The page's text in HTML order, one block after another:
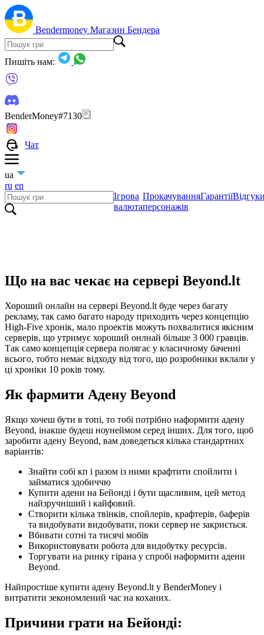
Bendermoney Магазин Бендера
Пишіть нам:
BenderMoney#7130
Чат
ua
ru en
Ігрова
валюта
Прокачування
персонажів
Гарантії
Що на вас чекає на сервері Beyond.lt
Хороший онлайн на сервері Beyond.lt буде через багату
рекламу, так само багато народу приходить через концепцію
High-Five хронік, мало проектів можуть похвалитися якісним
серверів, що утримує хороший онлнай більше 3 000 гравців.
Так само концепція сервера полягає у класичному баченні
всього, тобто немає відходу від того, що розробники вклали у
ці хроніки 10 років тому.
Як фармити Адену Beyond
Якщо хочеш бути в топі, то тобі потрібно наформити адену
Beyond, інакше будеш ноунеймом серед інших. Для того, щоб
заробити адену Beyond, вам доведеться кілька стандартних
варіантів:
Знайти собі кп і разом із ними крафтити спойлити і
займатися здобиччю
Купити адени на Бейонді і бути щасливим, цей метод
найзручніший і кайфовий.
Створити кілька твінків, спойлерів, крафтерів, баферів
та видобувати видобувати, поки сервер не закриється.
Вбивати сотні та тисячі мобів
Використовувати робота для видобутку ресурсів.
Торгувати на ринку гірана у спробі наформити адени
Beyond.
Найпростіше купити адену Beyond.lt у BenderMoney і
витратити зекономлений час на коханих.
Причини грати на Бейонді: